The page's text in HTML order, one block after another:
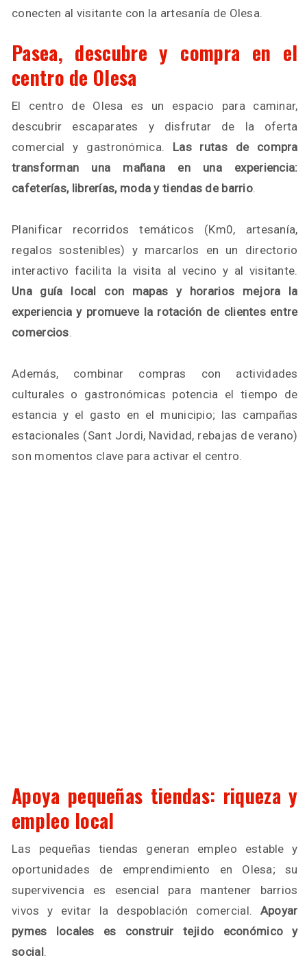
conecten al visitante con la artesanía de Olesa.
Pasea, descubre y compra en el
centro de Olesa
El centro de Olesa es un espacio para caminar,
descubrir escaparates y disfrutar de la oferta
comercial y gastronómica. Las rutas de compra
transforman una mañana en una experiencia:
cafeterías, librerías, moda y tiendas de barrio.
Planificar recorridos temáticos (Km0, artesanía,
regalos sostenibles) y marcarlos en un directorio
interactivo facilita la visita al vecino y al visitante.
Una guía local con mapas y horarios mejora la
experiencia y promueve la rotación de clientes entre
comercios.
Además, combinar compras con actividades
culturales o gastronómicas potencia el tiempo de
estancia y el gasto en el municipio; las campañas
estacionales (Sant Jordi, Navidad, rebajas de verano)
son momentos clave para activar el centro.
Apoya pequeñas tiendas: riqueza y
empleo local
Las pequeñas tiendas generan empleo estable y
oportunidades de emprendimiento en Olesa; su
supervivencia es esencial para mantener barrios
vivos y evitar la despoblación comercial. Apoyar
pymes locales es construir tejido económico y
social.